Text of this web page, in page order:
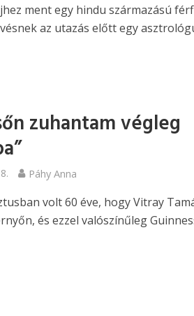
ment egy hindu származású
az utazás előtt egy
zuhantam végleg
Páhy Anna
volt 60 éve, hogy Vitray
és ezzel valószínűleg